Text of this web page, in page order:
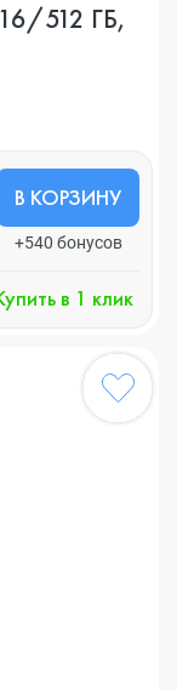
512 ГБ,
В КОРЗИНУ
+540 бонусов
в 1 клик